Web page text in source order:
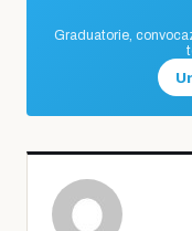
Graduatorie,